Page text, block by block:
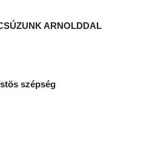
ARNOLDDAL
szépség